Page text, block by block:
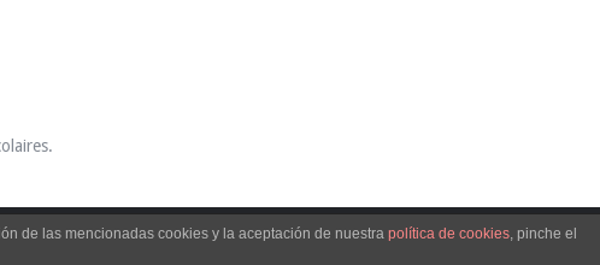
de las mencionadas cookies y la aceptación de nuestra política de cookies, pinche el